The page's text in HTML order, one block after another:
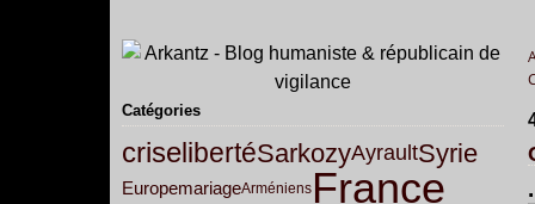
Catégories
criselibertéSarkozyAyraultSyrie
EuropemariageArméniens France